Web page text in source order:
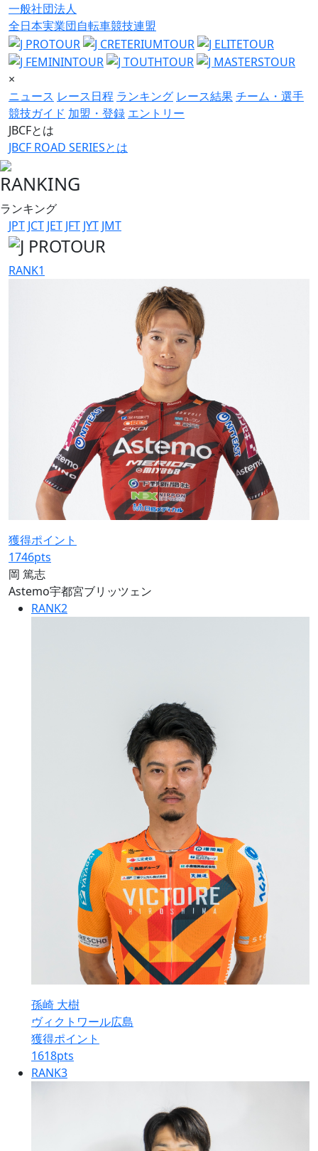
一般社団法人
全日本実業団自転車競技連盟
×
ニュース レース日程 ランキング レース結果チーム・選手
競技ガイド 加盟・登録 エントリー
JBCFとは
JBCF ROAD SERIESとは
RANKING
ランキング
JPT JCT JET JFT JYT JMT
RANK1
獲得ポイント
1746pts
岡 篤志
Astemo宇都宮ブリッツェン
RANK2
孫崎 大樹
ヴィクトワール広島
獲得ポイント
1618pts
RANK3